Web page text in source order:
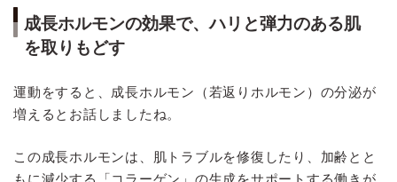
成長ホルモンの効果で、ハリと弾力のある肌
を取りもどす
運動をすると、成長ホルモン（若返りホルモン）の分泌が
増えるとお話しましたね。
この成長ホルモンは、肌トラブルを修復したり、加齢とと